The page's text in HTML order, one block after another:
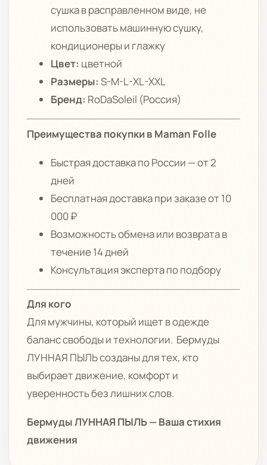
сушка в расправленном виде, не
использовать машинную сушку,
кондиционеры и глажку
Цвет: цветной
Размеры: S-M-L-XL-XXL
Бренд: RoDaSoleil (Россия)
Преимущества покупки в Maman Folle
Быстрая доставка по России — от 2
дней
Бесплатная доставка при заказе от 10
000 ₽
Возможность обмена или возврата в
течение 14 дней
Консультация эксперта по подбору
Для кого
Для мужчины, который ищет в одежде
баланс свободы и технологии. Бермуды
ЛУННАЯ ПЫЛЬ созданы для тех, кто
выбирает движение, комфорт и
уверенность без лишних слов.
Бермуды ЛУННАЯ ПЫЛЬ — Ваша стихия
движения